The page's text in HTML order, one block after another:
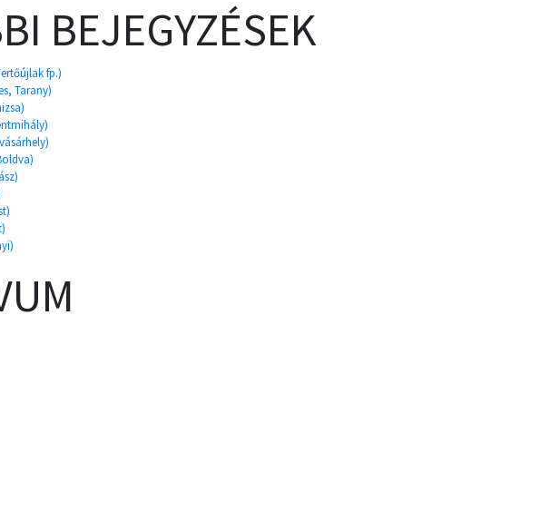
BEJEGYZÉSEK
fp.)
Tarany)